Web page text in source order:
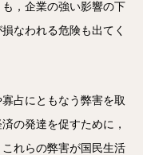
，企業の強い影響の下
損なわれる危険も出てく
占にともなう弊害を取
の発達を促すために，
れらの弊害が国民生活